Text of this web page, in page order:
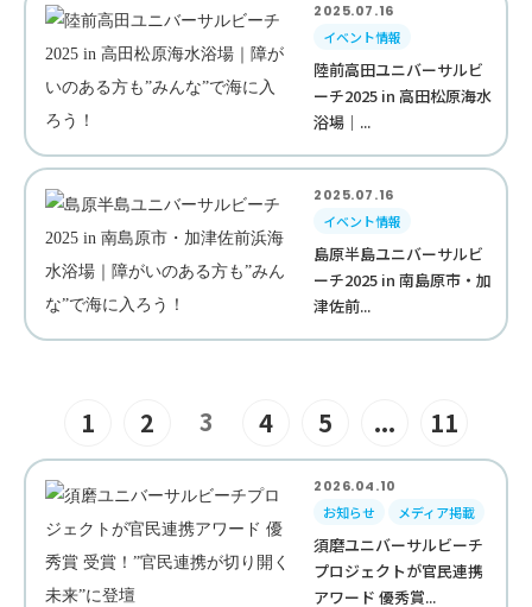
2025.07.16
イベント情報
陸前高田ユニバーサルビ
ーチ2025 in 高田松原海水
浴場｜...
2025.07.16
イベント情報
島原半島ユニバーサルビ
ーチ2025 in 南島原市・加
津佐前...
1 2 3 4 5 ... 11
2026.04.10
お知らせ
メディア掲載
須磨ユニバーサルビーチ
プロジェクトが官民連携
アワード 優秀賞...